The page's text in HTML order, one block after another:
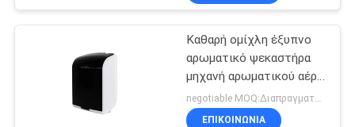
Καθαρή ομίχλη έξυπνο
αρωματικό ψεκαστήρα
μηχανή αρωματικού αέρα
πλαστικό Rohs Fcc
έγκριση άρωμα
ΕΠΙΚΟΙΝΩΝΊΑ